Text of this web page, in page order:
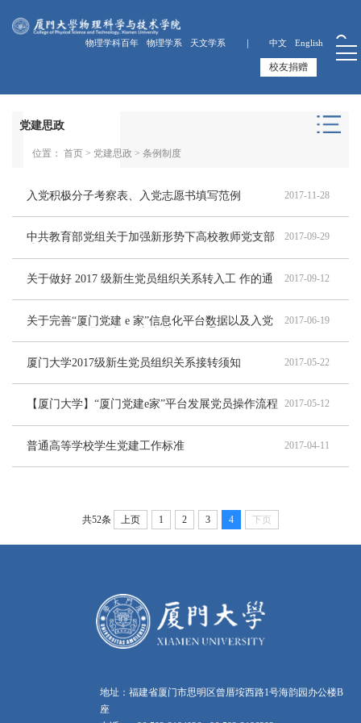
物理学科百年 物理学系 天文学系 ｜ 中文 English
校友捐赠
党建思政
位置： 首页> 党建思政 > 条例制度
入党积极分子考察表、入党志愿书填写范例 2017-11-28
中共教育部党组关于加强新形势下高校教师党支部
2017-09-29
关于做好 2017 级新生党员组织关系转入工 作的通
2017-09-12
关于完善“厦门党建 e 家”信息化平台数据以及入党
2017-06-19
厦门大学2017级新生党员组织关系接转须知 2017-05-22
【厦门大学】“厦门党建e家”平台发展党员操作流程 2017-05-12
普通高等学校学生党建工作标准 2017-04-11
共52条 上页 1 2 3 4 下页
地址：福建省厦门市思明区曾厝垵西路1号海韵园办公楼B
座